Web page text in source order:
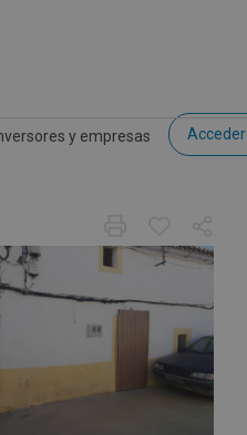
y empresas Acceder